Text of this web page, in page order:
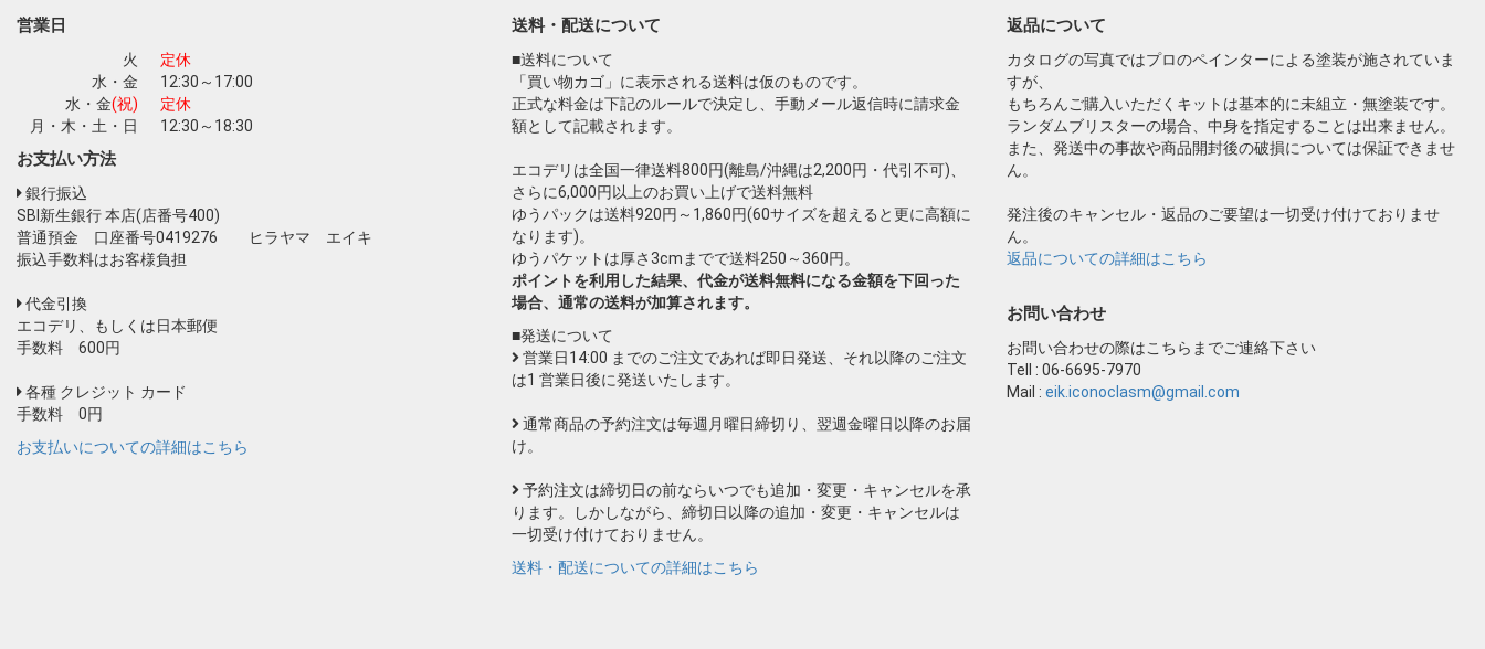
営業日
火
定休
水・金
12:30～17:00
水・金(祝)
定休
月・木・土・日
12:30～18:30
お支払い方法
銀行振込
SBI新生銀行 本店(店番号400)
普通預金 口座番号0419276 ヒラヤマ エイキ
振込手数料はお客様負担
代金引換
エコデリ、もしくは日本郵便
手数料 600円
各種 クレジット カード
手数料 0円
お支払いについての詳細はこちら
送料・配送について
■送料について
「買い物カゴ」に表示される送料は仮のものです。
正式な料金は下記のルールで決定し、手動メール返信時に請求金
額として記載されます。
エコデリは全国一律送料800円(離島/沖縄は2,200円・代引不可)、
さらに6,000円以上のお買い上げで送料無料
ゆうパックは送料920円～1,860円(60サイズを超えると更に高額に
なります)。
ゆうパケットは厚さ3cmまでで送料250～360円。
ポイントを利用した結果、代金が送料無料になる金額を下回った
場合、通常の送料が加算されます。
■発送について
営業日14:00 までのご注文であれば即日発送、それ以降のご注文
は1 営業日後に発送いたします。
通常商品の予約注文は毎週月曜日締切り、翌週金曜日以降のお届
け。
予約注文は締切日の前ならいつでも追加・変更・キャンセルを承
ります。しかしながら、締切日以降の追加・変更・キャンセルは
一切受け付けておりません。
送料・配送についての詳細はこちら
返品について
カタログの写真ではプロのペインターによる塗装が施されていま
すが、
もちろんご購入いただくキットは基本的に未組立・無塗装です。
ランダムブリスターの場合、中身を指定することは出来ません。
また、発送中の事故や商品開封後の破損については保証できませ
ん。
発注後のキャンセル・返品のご要望は一切受け付けておりませ
ん。
返品についての詳細はこちら
お問い合わせ
お問い合わせの際はこちらまでご連絡下さい
Tell : 06-6695-7970
Mail : eik.iconoclasm@gmail.com